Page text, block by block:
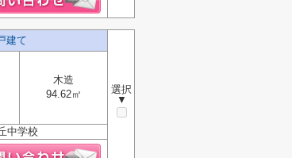
建て
選択
▼
木造
94.62㎡
中学校